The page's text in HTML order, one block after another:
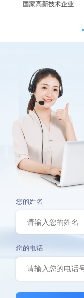
国家高新技术企业
您的姓名
您的电话